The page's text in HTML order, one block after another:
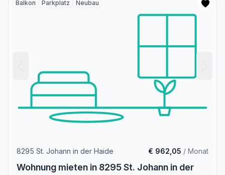
Balkon Parkplatz Neubau
8295 St. Johann in der Haide € 962,05 / Monat
Wohnung mieten in 8295 St. Johann in der